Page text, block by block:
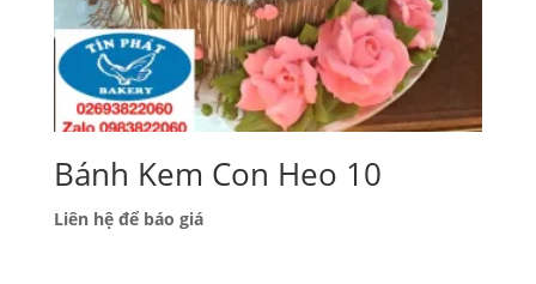
Bánh Kem Con Heo 10
Liên hệ để báo giá